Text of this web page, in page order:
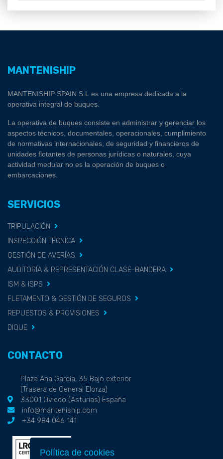
MANTENISHIP
MANTENISHIP SPAIN S.L es una empresa dedicada a la
operativa integral de buques.
La operativa de buques consiste en administrar y gerenciar los
aspectos técnicos, documentales, operacionales, cumplimiento
de normativas internacionales, de seguridad y financieros de
unidades flotantes de personas jurídicas o naturales, cuya
actividad medular no es la operación de buques o
embarcaciones.
SERVICIOS
TRIPULACIÓN
INSPECCIÓN TÉCNICA
GESTIÓN DE AVERÍAS
AUDITORÍA & REPRESENTACIÓN CLASE-BANDERA
ISM & ISPS
FLETAMENTO & GESTIÓN DE SEGUROS
REPUESTOS & PROVISIONES
DIQUE
CONTACTO
Plaza Ana García, 35 Bajo exterior
(Trasera de General Elorza)
33001 Oviedo (Asturias) España
info@manteniship.com
+34 984 046 141
Política de cookies